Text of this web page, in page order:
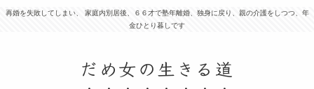
再婚を失敗してしまい、 家庭内別居後、６６才で塾年離婚、独身に戻り、親の介護をしつつ、年
金ひとり暮しです
だめ女の生きる道